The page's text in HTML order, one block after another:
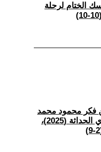
الختام لرحلة
فكر محمود محمد
طه- كتاب: الإسلام المعاصر وتحدي الحداثة (2025)،